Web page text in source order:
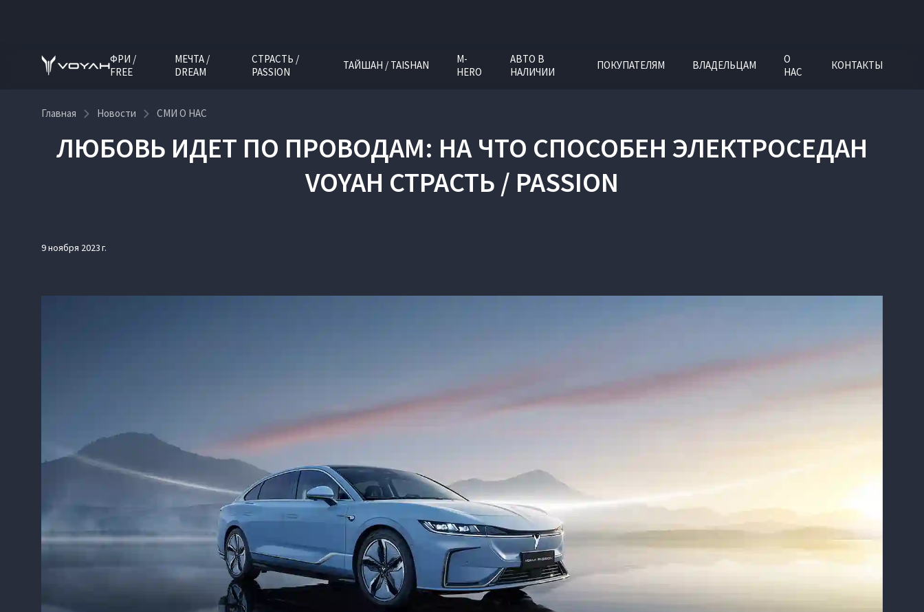
ФРИ /
FREE
МЕЧТА /
DREAM
СТРАСТЬ /
PASSION
ТАЙШАН / TAISHAN
M-
HERO
АВТО В
НАЛИЧИИ
ПОКУПАТЕЛЯМ ВЛАДЕЛЬЦАМ
О
НАС
КОНТАКТЫ
Главная Новости СМИ О НАС
ЛЮБОВЬ ИДЕТ ПО ПРОВОДАМ: НА ЧТО СПОСОБЕН ЭЛЕКТРОСЕДАН
VOYAH СТРАСТЬ / PASSION
9 ноября 2023 г.